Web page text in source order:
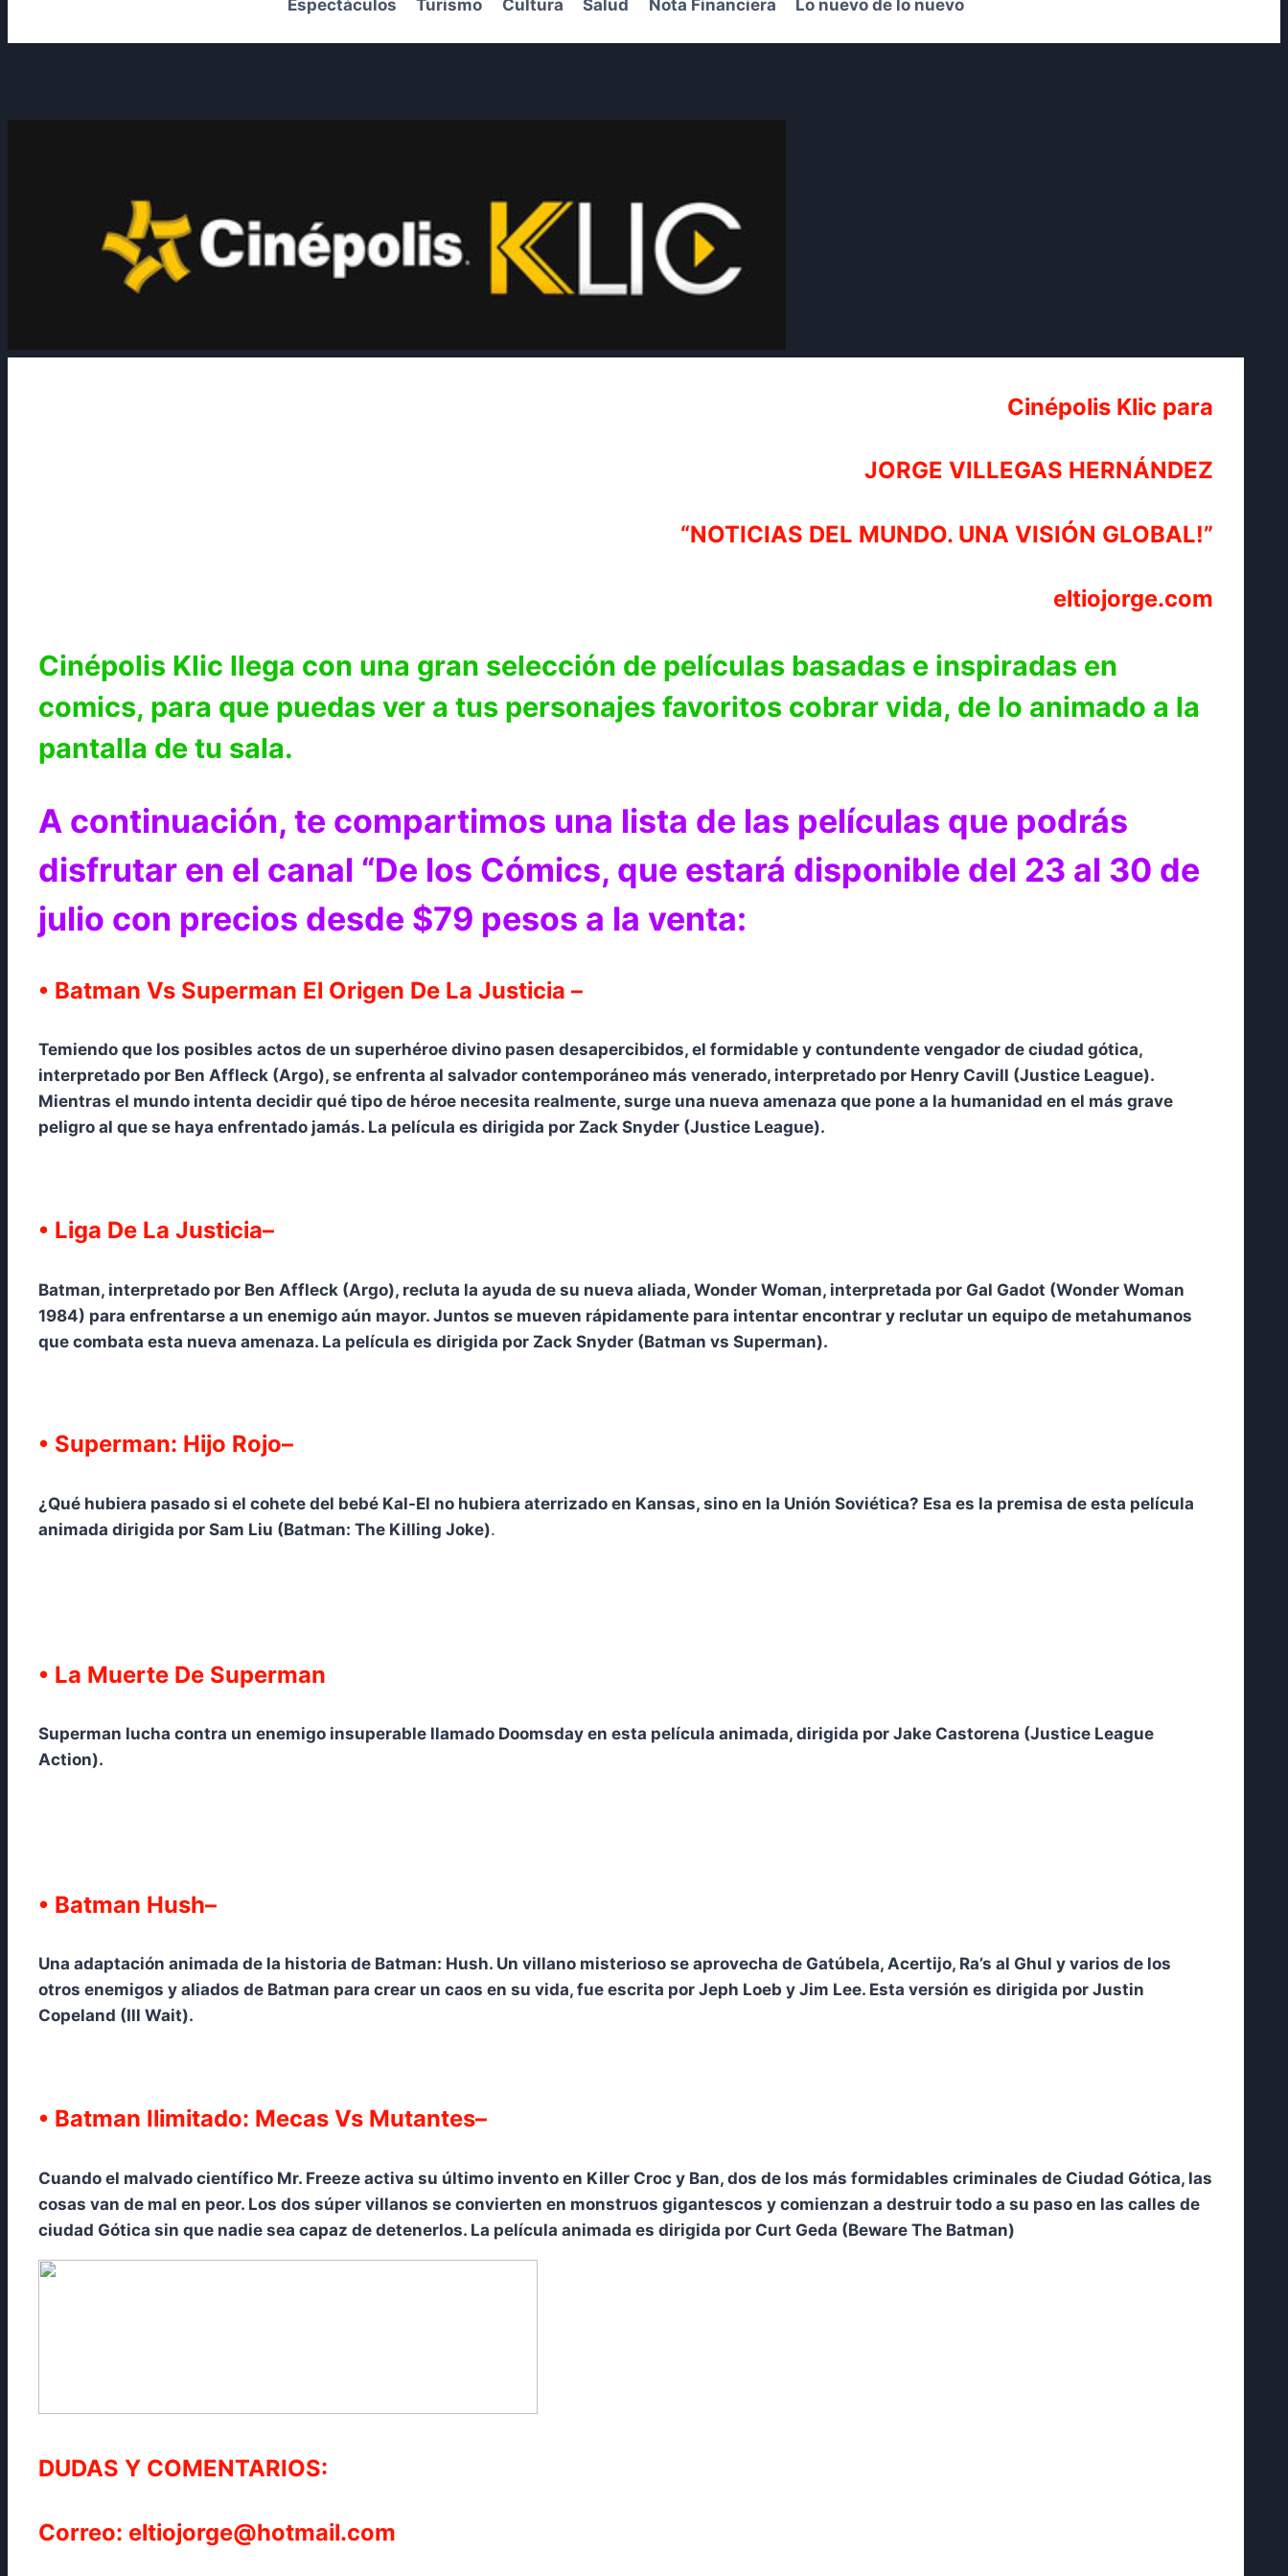
Espectáculos Turismo Cultura Salud Nota Financiera Lo nuevo de lo nuevo
Cinépolis Klic para
JORGE VILLEGAS HERNÁNDEZ
“NOTICIAS DEL MUNDO. UNA VISIÓN GLOBAL!”
eltiojorge.com
Cinépolis Klic llega con una gran selección de películas basadas e inspiradas en
comics, para que puedas ver a tus personajes favoritos cobrar vida, de lo animado a la
pantalla de tu sala.
A continuación, te compartimos una lista de las películas que podrás
disfrutar en el canal “De los Cómics, que estará disponible del 23 al 30 de
julio con precios desde $79 pesos a la venta:
• Batman Vs Superman El Origen De La Justicia –
Temiendo que los posibles actos de un superhéroe divino pasen desapercibidos, el formidable y contundente vengador de ciudad gótica,
interpretado por Ben Affleck (Argo), se enfrenta al salvador contemporáneo más venerado, interpretado por Henry Cavill (Justice League).
Mientras el mundo intenta decidir qué tipo de héroe necesita realmente, surge una nueva amenaza que pone a la humanidad en el más grave
peligro al que se haya enfrentado jamás. La película es dirigida por Zack Snyder (Justice League).
• Liga De La Justicia–
Batman, interpretado por Ben Affleck (Argo), recluta la ayuda de su nueva aliada, Wonder Woman, interpretada por Gal Gadot (Wonder Woman
1984) para enfrentarse a un enemigo aún mayor. Juntos se mueven rápidamente para intentar encontrar y reclutar un equipo de metahumanos
que combata esta nueva amenaza. La película es dirigida por Zack Snyder (Batman vs Superman).
• Superman: Hijo Rojo–
¿Qué hubiera pasado si el cohete del bebé Kal-El no hubiera aterrizado en Kansas, sino en la Unión Soviética? Esa es la premisa de esta película
animada dirigida por Sam Liu (Batman: The Killing Joke).
• La Muerte De Superman
Superman lucha contra un enemigo insuperable llamado Doomsday en esta película animada, dirigida por Jake Castorena (Justice League
Action).
• Batman Hush–
Una adaptación animada de la historia de Batman: Hush. Un villano misterioso se aprovecha de Gatúbela, Acertijo, Ra’s al Ghul y varios de los
otros enemigos y aliados de Batman para crear un caos en su vida, fue escrita por Jeph Loeb y Jim Lee. Esta versión es dirigida por Justin
Copeland (Ill Wait).
• Batman Ilimitado: Mecas Vs Mutantes–
Cuando el malvado científico Mr. Freeze activa su último invento en Killer Croc y Ban, dos de los más formidables criminales de Ciudad Gótica, las
cosas van de mal en peor. Los dos súper villanos se convierten en monstruos gigantescos y comienzan a destruir todo a su paso en las calles de
ciudad Gótica sin que nadie sea capaz de detenerlos. La película animada es dirigida por Curt Geda (Beware The Batman)
DUDAS Y COMENTARIOS:
Correo: eltiojorge@hotmail.com